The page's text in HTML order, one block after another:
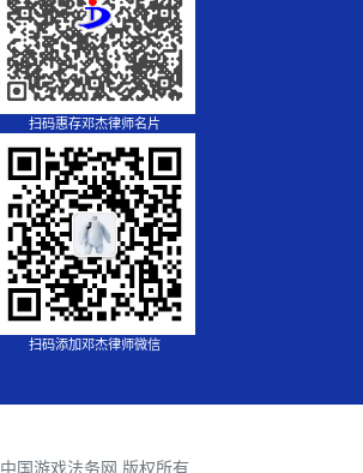
扫码惠存邓杰律师名片
扫码添加邓杰律师微信
中国游戏法务网 版权所有